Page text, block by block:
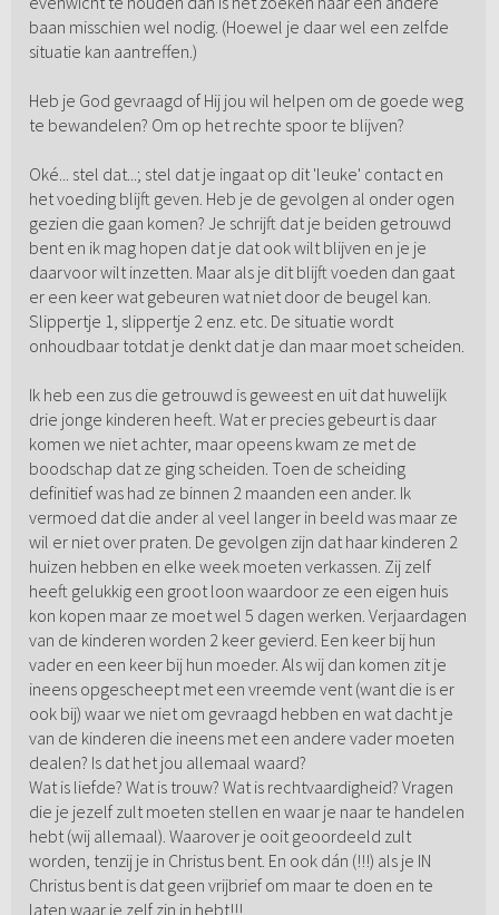
baan misschien wel nodig. (Hoewel je daar wel een zelfde
situatie kan aantreffen.)
Heb je God gevraagd of Hij jou wil helpen om de goede weg
te bewandelen? Om op het rechte spoor te blijven?
Oké... stel dat...; stel dat je ingaat op dit 'leuke' contact en
het voeding blijft geven. Heb je de gevolgen al onder ogen
gezien die gaan komen? Je schrijft dat je beiden getrouwd
bent en ik mag hopen dat je dat ook wilt blijven en je je
daarvoor wilt inzetten. Maar als je dit blijft voeden dan gaat
er een keer wat gebeuren wat niet door de beugel kan.
Slippertje 1, slippertje 2 enz. etc. De situatie wordt
onhoudbaar totdat je denkt dat je dan maar moet scheiden.
Ik heb een zus die getrouwd is geweest en uit dat huwelijk
drie jonge kinderen heeft. Wat er precies gebeurt is daar
komen we niet achter, maar opeens kwam ze met de
boodschap dat ze ging scheiden. Toen de scheiding
definitief was had ze binnen 2 maanden een ander. Ik
vermoed dat die ander al veel langer in beeld was maar ze
wil er niet over praten. De gevolgen zijn dat haar kinderen 2
huizen hebben en elke week moeten verkassen. Zij zelf
heeft gelukkig een groot loon waardoor ze een eigen huis
kon kopen maar ze moet wel 5 dagen werken. Verjaardagen
van de kinderen worden 2 keer gevierd. Een keer bij hun
vader en een keer bij hun moeder. Als wij dan komen zit je
ineens opgescheept met een vreemde vent (want die is er
ook bij) waar we niet om gevraagd hebben en wat dacht je
van de kinderen die ineens met een andere vader moeten
dealen? Is dat het jou allemaal waard?
Wat is liefde? Wat is trouw? Wat is rechtvaardigheid? Vragen
die je jezelf zult moeten stellen en waar je naar te handelen
hebt (wij allemaal). Waarover je ooit geoordeeld zult
worden, tenzij je in Christus bent. En ook dán (!!!) als je IN
Christus bent is dat geen vrijbrief om maar te doen en te
laten waar je zelf zin in hebt!!!